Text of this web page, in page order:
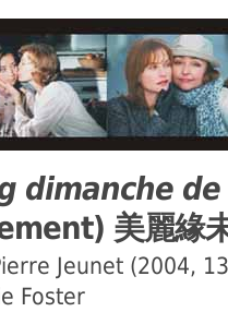
dimanche
美麗緣
Jeunet (2004,
Foster